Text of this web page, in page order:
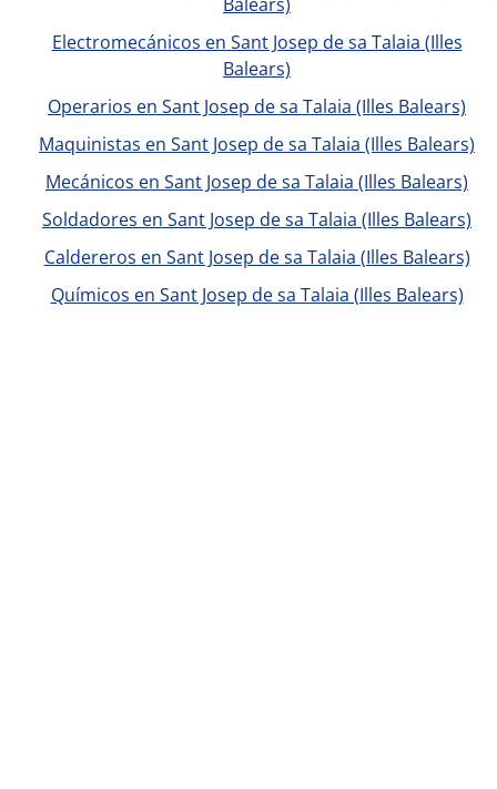
Electromecánicos en Sant Josep de sa Talaia (Illes
Balears)
Operarios en Sant Josep de sa Talaia (Illes Balears)
Maquinistas en Sant Josep de sa Talaia (Illes Balears)
Mecánicos en Sant Josep de sa Talaia (Illes Balears)
Soldadores en Sant Josep de sa Talaia (Illes Balears)
Caldereros en Sant Josep de sa Talaia (Illes Balears)
Químicos en Sant Josep de sa Talaia (Illes Balears)